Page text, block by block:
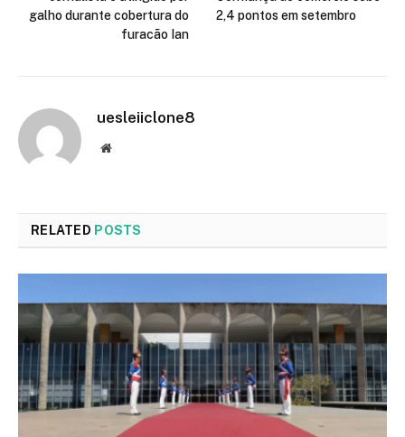
galho durante cobertura do
furacão Ian
2,4 pontos em setembro
uesleiiclone8
Website
RELATED POSTS